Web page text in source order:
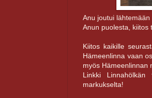
Anu joutui
Anun puolesta, kiitos
Kiitos kaikille
Hämeenlinna vaan
myös Hämeenlinnan
Linkki
markukselta!